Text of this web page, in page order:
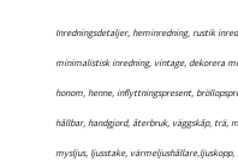
Inredningsdetaljer, heminredning, rustik
minimalistisk inredning, vintage, dekorera
honom, henne, inflyttningspresent,
hållbar, handgjord, återbruk, väggskåp, trä,
mysljus, ljusstake,